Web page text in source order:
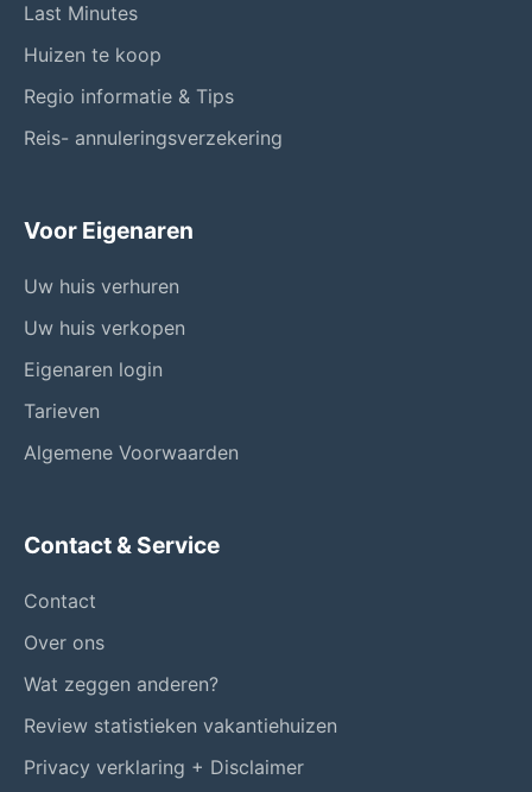
Last Minutes
Huizen te koop
Regio informatie & Tips
Reis- annuleringsverzekering
Voor Eigenaren
Uw huis verhuren
Uw huis verkopen
Eigenaren login
Tarieven
Algemene Voorwaarden
Contact & Service
Contact
Over ons
Wat zeggen anderen?
Review statistieken vakantiehuizen
Privacy verklaring + Disclaimer